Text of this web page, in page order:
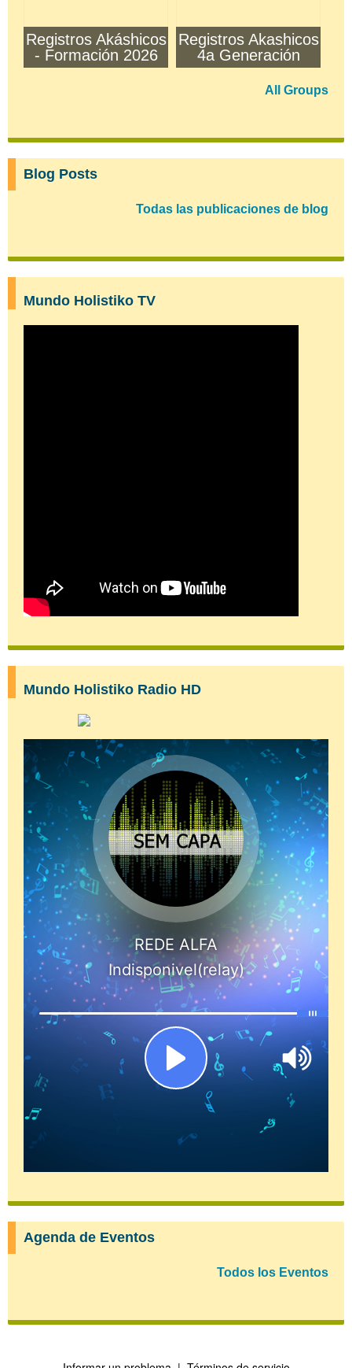
Registros Akáshicos
- Formación 2026
Registros Akashicos
4a Generación
All Groups
Blog Posts
Todas las publicaciones de blog
Mundo Holistiko TV
Mundo Holistiko Radio HD
Agenda de Eventos
Todos los Eventos